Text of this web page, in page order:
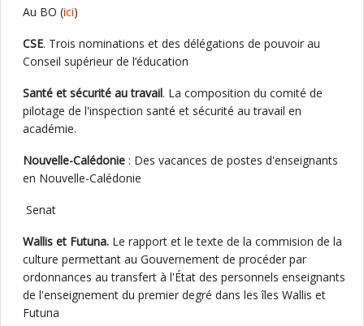
Au BO (ici)
CSE. Trois nominations et des délégations de pouvoir au
Conseil supérieur de l’éducation
Santé et sécurité au travail. La composition du comité de
pilotage de l'inspection santé et sécurité au travail en
académie.
Nouvelle-Calédonie : Des vacances de postes d'enseignants
en Nouvelle-Calédonie
Senat
Wallis et Futuna. Le rapport et le texte de la commision de la
culture permettant au Gouvernement de procéder par
ordonnances au transfert à l'État des personnels enseignants
de l'enseignement du premier degré dans les îles Wallis et
Futuna